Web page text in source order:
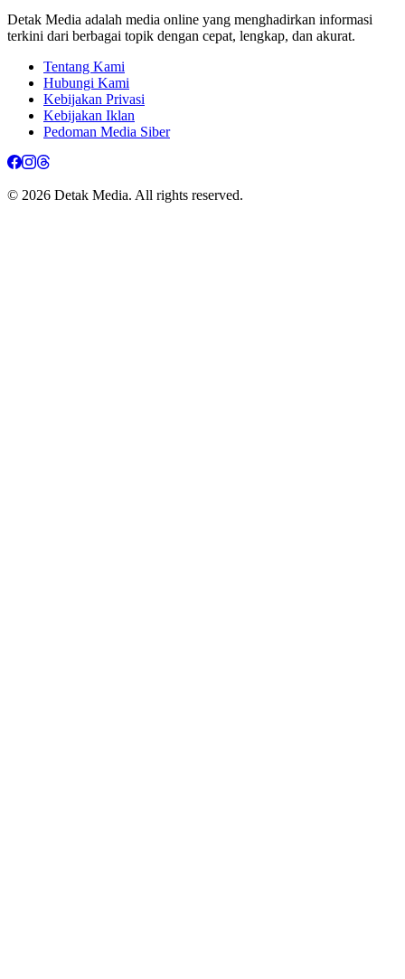
Detak Media adalah media online yang menghadirkan informasi
terkini dari berbagai topik dengan cepat, lengkap, dan akurat.
Tentang Kami
Hubungi Kami
Kebijakan Privasi
Kebijakan Iklan
Pedoman Media Siber
© 2026 Detak Media. All rights reserved.